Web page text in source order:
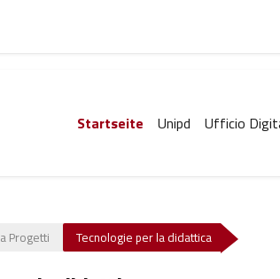
Startseite Unipd Ufficio
Progetti Tecnologie per la didattica